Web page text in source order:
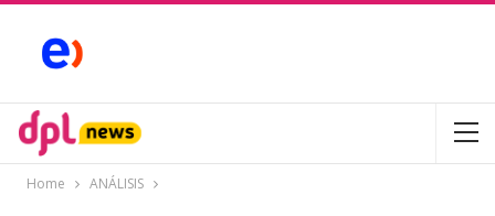
Home ANÁLISIS